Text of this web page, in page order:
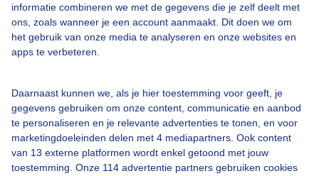
informatie combineren we met de gegevens die je zelf deelt met
ons, zoals wanneer je een account aanmaakt. Dit doen we om
het gebruik van onze media te analyseren en onze websites en
apps te verbeteren.
Daarnaast kunnen we, als je hier toestemming voor geeft, je
gegevens gebruiken om onze content, communicatie en aanbod
te personaliseren en je relevante advertenties te tonen, en voor
marketingdoeleinden delen met 4 mediapartners. Ook content
van 13 externe platformen wordt enkel getoond met jouw
toestemming. Onze 114 advertentie partners gebruiken cookies